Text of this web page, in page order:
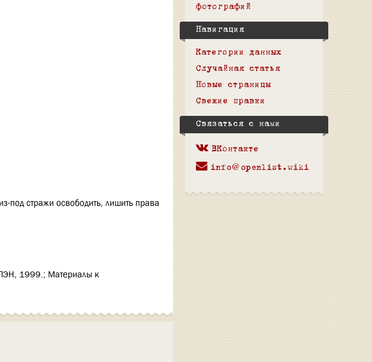
под стражи освободить, лишить права
1999.; Материалы к
фотографий
Навигация
Категории данных
Случайная статья
Новые страницы
Свежие правки
Связаться с нами
ВКонтакте
info@openlist.wiki